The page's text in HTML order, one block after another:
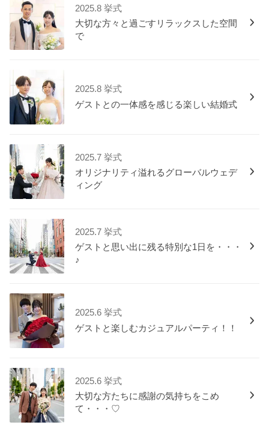
2025.8 挙式
大切な方々と過ごすリラックスした空間
で
2025.8 挙式
ゲストとの一体感を感じる楽しい結婚式
2025.7 挙式
オリジナリティ溢れるグローバルウェデ
ィング
2025.7 挙式
ゲストと思い出に残る特別な1日を・・・
♪
2025.6 挙式
ゲストと楽しむカジュアルパーティ！！
2025.6 挙式
大切な方たちに感謝の気持ちをこめ
て・・・♡